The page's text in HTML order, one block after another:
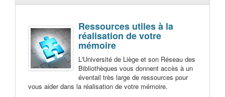
Ressources utiles à la
réalisation de votre
mémoire
L'Université de Liège et son Réseau des
Bibliothèques vous donnent accès à un
éventail très large de ressources pour
vous aider dans la réalisation de votre mémoire.